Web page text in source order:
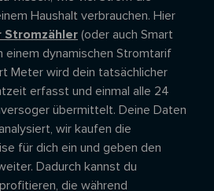
Haushalt verbrauchen. Hier
(oder auch Smart
dynamischen Stromtarif
Meter wird dein tatsächlicher
erfasst und einmal alle 24
übermittelt. Deine Daten
wir kaufen die
für dich ein und geben den
Dadurch kannst du
profitieren, die während